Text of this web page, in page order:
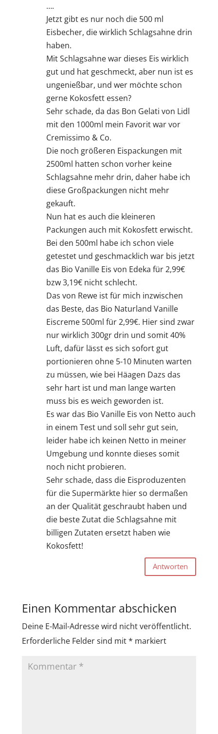
….
Jetzt gibt es nur noch die 500 ml
Eisbecher, die wirklich Schlagsahne drin
haben.
Mit Schlagsahne war dieses Eis wirklich
gut und hat geschmeckt, aber nun ist es
ungenießbar, und wer möchte schon
gerne Kokosfett essen?
Sehr schade, da das Bon Gelati von Lidl
mit den 1000ml mein Favorit war vor
Cremissimo & Co.
Die noch größeren Eispackungen mit
2500ml hatten schon vorher keine
Schlagsahne mehr drin, daher habe ich
diese Großpackungen nicht mehr
gekauft.
Nun hat es auch die kleineren
Packungen auch mit Kokosfett erwischt.
Bei den 500ml habe ich schon viele
getestet und geschmacklich war bis jetzt
das Bio Vanille Eis von Edeka für 2,99€
bzw 3,19€ nicht schlecht.
Das von Rewe ist für mich inzwischen
das Beste, das Bio Naturland Vanille
Eiscreme 500ml für 2,99€. Hier sind zwar
nur wirklich 300gr drin und somit 40%
Luft, dafür lässt es sich sofort gut
portionieren ohne 5-10 Minuten warten
zu müssen, wie bei Häagen Dazs das
sehr hart ist und man lange warten
muss bis es weich geworden ist.
Es war das Bio Vanille Eis von Netto auch
in einem Test und soll sehr gut sein,
leider habe ich keinen Netto in meiner
Umgebung und konnte dieses somit
noch nicht probieren.
Sehr schade, dass die Eisproduzenten
für die Supermärkte hier so dermaßen
an der Qualität geschraubt haben und
die beste Zutat die Schlagsahne mit
billigen Zutaten ersetzt haben wie
Kokosfett!
Antworten
Einen Kommentar abschicken
Deine E-Mail-Adresse wird nicht veröffentlicht.
Erforderliche Felder sind mit* markiert